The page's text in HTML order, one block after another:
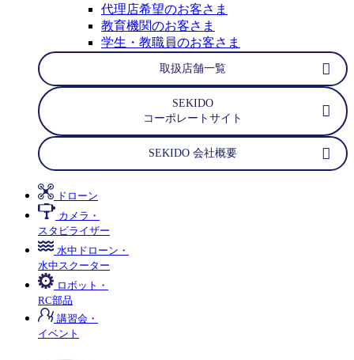
代理店希望のお客さま
教育機関のお客さま
学生・教職員のお客さま
取扱店舗一覧
SEKIDO
コーポレートサイト
SEKIDO 会社概要
ドローン
カメラ・
スタビライザー
水中ドローン・
水中スクーター
ロボット・
RC部品
講習会・
イベント